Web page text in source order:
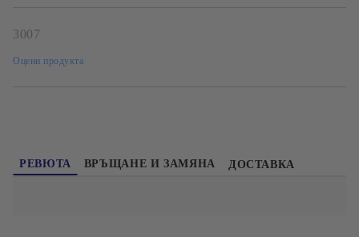
3007
Оцени продукта
РЕВЮТА ВРЪЩАНЕ И ЗАМЯНА ДОСТАВКА